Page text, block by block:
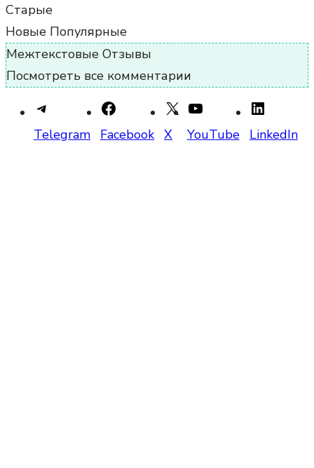
Старые
Новые Популярные
Межтекстовые Отзывы
Посмотреть все комментарии
Telegram Facebook X YouTube LinkedIn